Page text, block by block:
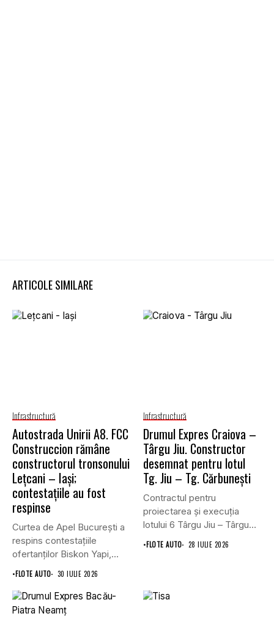
ARTICOLE SIMILARE
Infrastructură
Autostrada Unirii A8. FCC
Construccion rămâne
constructorul tronsonului
Lețcani – Iași;
contestațiile au fost
respinse
Curtea de Apel București a
respins contestațiile
ofertanților Biskon Yapi,
Straco și...
•FLOTE AUTO 30 IULIE 2026
Infrastructură
Drumul Expres Craiova –
Târgu Jiu. Constructor
desemnat pentru lotul
Tg. Jiu – Tg. Cărbunești
Contractul pentru
proiectarea și execuția
lotului 6 Târgu Jiu – Târgu
Cărbunești,...
•FLOTE AUTO 28 IULIE 2026